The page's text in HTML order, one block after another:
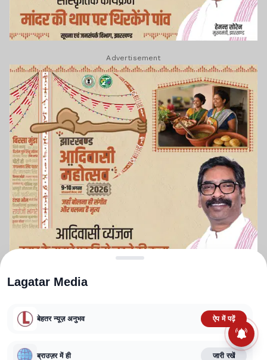
Advertisement
TERMS AND CONDITIONS
CORRECTIONS POLICY
FACT CHECKING POLICY
Lagatar Media
बेहतर न्यूज़ अनुभव ऐप में पढ़ें
ब्राउज़र में ही जारी रखें